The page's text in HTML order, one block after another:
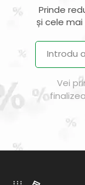
Prinde
și cele
Vei